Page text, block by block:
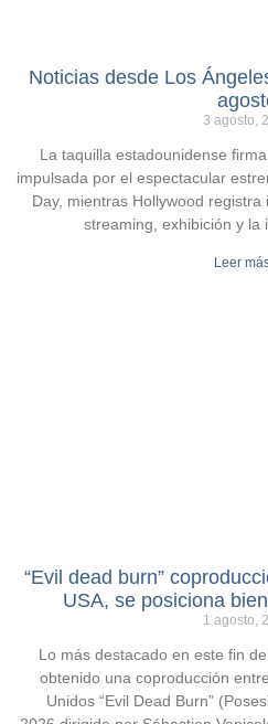
Noticias desde Los
3 agosto,
La taquilla estadounidense
impulsada por el espectacular
Day, mientras Hollywood
streaming, exhibición y la
Leer
“Evil dead burn”
USA, se posiciona
1 agosto,
Lo más destacado en este fin
obtenido una coproducción
Unidos “Evil Dead Burn”